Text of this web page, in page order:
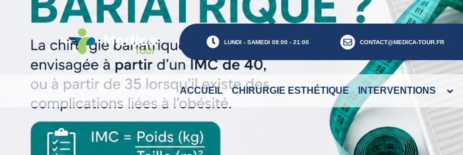
LUNDI - SAMEDI 08:00 - 21:00 CONTACT@MEDICA-TOUR.FR
ACCUEIL CHIRURGIE ESTHÉTIQUE INTERVENTIONS